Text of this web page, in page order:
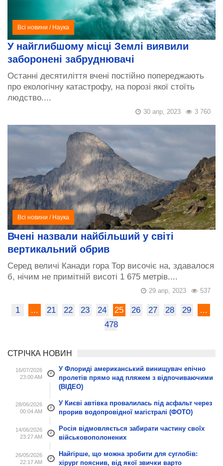
Всі новини / Наука
У найглибшому місці Землі виявили
заборонені забруднювачі
Останні десятиліття вчені постійно попереджають
про екологічну катастрофу, на порозі якої стоїть
людство....
3 760
30 апр, 2023
Всі новини / Наука
Вчені назвали найбільший у світі
вертикальний обрив
Серед величі Канади гора Тор височіє на, здавалося
б, нічим не примітній висоті 1 675 метрів....
537
29 апр, 2023
1 ... 21 22 23 24 25 26 27 28 29
...
478
СТРІЧКА НОВИН
16/07/2026
23:00 AM
У Флориді американський винищувач епічно
пролетів прямо над пляжем з відпочиваючими
(ВІДЕО)
28/06/2026
00:04 AM
У Києві автівка провалилась під асфальт через
прорив водопровідної магістралі (ФОТО)
14/06/2026
23:27 AM
Росія відмовляється забирати частину своїх
військовополонених
26/05/2026
22:17 AM
Найгірше, що можна зробити для суглобів:
хірург пояснив, від якої звички варто